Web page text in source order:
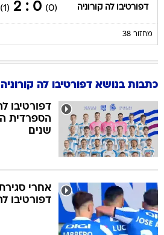
דפורטיבו לה קורוניה (0)
0 : 2
(1)
מחזור 38
כתבות בנושא דפורטיבו לה קורוניה
דפורטיבו
הספרדית
שנים
אחרי
דפורטיבו